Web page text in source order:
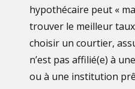
hypothécaire peut «
trouver le meilleur
choisir un courtier,
n’est pas affilié(e) à
ou à une institution